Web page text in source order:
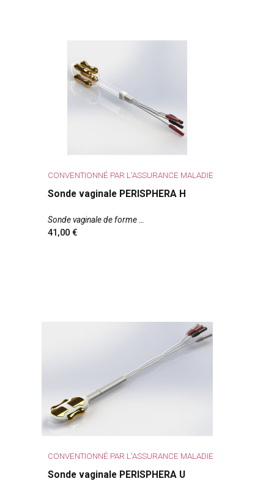
CONVENTIONNÉ PAR L'ASSURANCE MALADIE
Sonde vaginale PERISPHERA H
Sonde vaginale de forme
41,00
CONVENTIONNÉ PAR L'ASSURANCE MALADIE
Sonde vaginale PERISPHERA U